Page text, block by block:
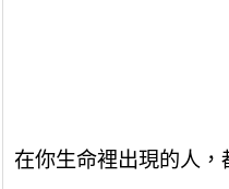
在你生命裡出現的人，